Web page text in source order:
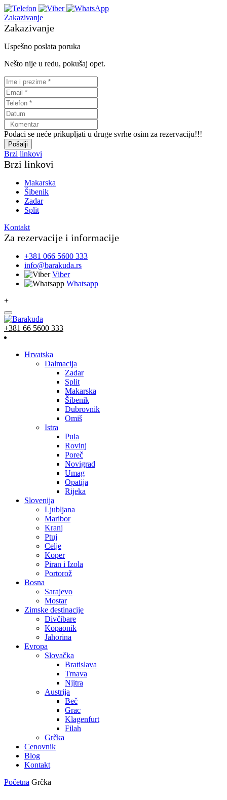
Zakazivanje
Zakazivanje
Uspešno poslata poruka
Nešto nije u redu, pokušaj opet.
Podaci se neće prikupljati u druge svrhe osim za rezervaciju!!!
Pošalji
Brzi linkovi
Brzi linkovi
Makarska
Šibenik
Zadar
Split
Kontakt
Za rezervacije i informacije
+381 066 5600 333
info@barakuda.rs
Viber
Whatsapp
+
+381 66 5600 333
Hrvatska
Dalmacija
Zadar
Split
Makarska
Šibenik
Dubrovnik
Omiš
Istra
Pula
Rovinj
Poreč
Novigrad
Umag
Opatija
Rijeka
Slovenija
Ljubljana
Maribor
Kranj
Ptuj
Celje
Koper
Piran i Izola
Portorož
Bosna
Sarajevo
Mostar
Zimske destinacije
Divčibare
Kopaonik
Jahorina
Evropa
Slovačka
Bratislava
Trnava
Njitra
Austrija
Beč
Grac
Klagenfurt
Filah
Grčka
Cenovnik
Blog
Kontakt
Početna Grčka